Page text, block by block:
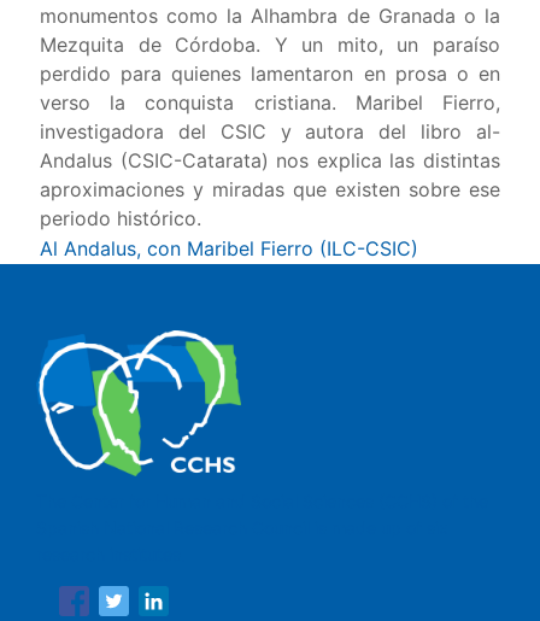
monumentos como la Alhambra de Granada o la
Mezquita de Córdoba. Y un mito, un paraíso
perdido para quienes lamentaron en prosa o en
verso la conquista cristiana. Maribel Fierro,
investigadora del CSIC y autora del libro al-
Andalus (CSIC-Catarata) nos explica las distintas
aproximaciones y miradas que existen sobre ese
periodo histórico.
Al Andalus, con Maribel Fierro (ILC-CSIC)